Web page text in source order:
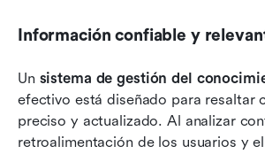
Información confiable y
Un sistema de gestión del
efectivo está diseñado para resaltar
preciso y actualizado. Al analizar
retroalimentación de los usuarios y el